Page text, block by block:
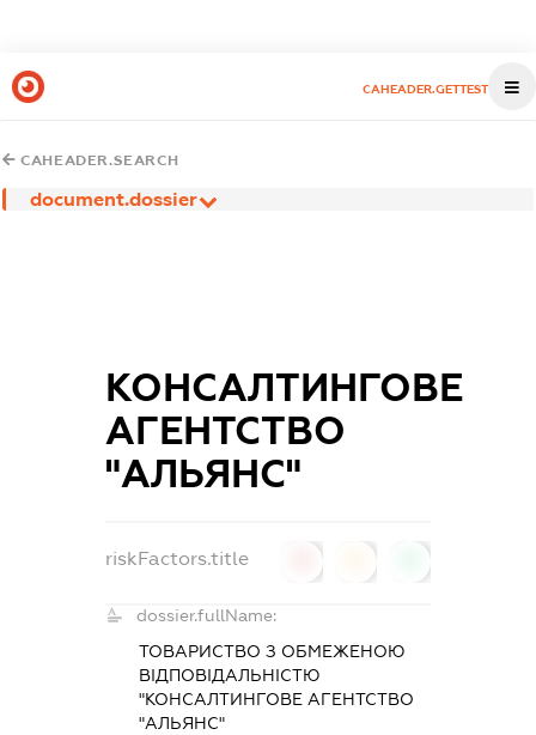
CAHEADER.GETTEST
CAHEADER.SEARCH
document.dossier
КОНСАЛТИНГОВЕ
АГЕНТСТВО
"АЛЬЯНС"
riskFactors.title
dossier.fullName:
ТОВАРИСТВО З ОБМЕЖЕНОЮ
ВІДПОВІДАЛЬНІСТЮ
"КОНСАЛТИНГОВЕ АГЕНТСТВО
"АЛЬЯНС"